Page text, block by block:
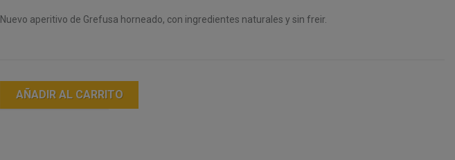
Nuevo aperitivo de Grefusa horneado, con ingredientes naturales y sin freir.
AÑADIR AL CARRITO